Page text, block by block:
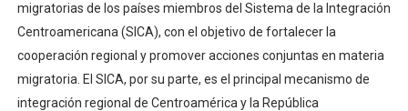
migratorias de los países miembros del Sistema de la Integración
Centroamericana (SICA), con el objetivo de fortalecer la
cooperación regional y promover acciones conjuntas en materia
migratoria. El SICA, por su parte, es el principal mecanismo de
integración regional de Centroamérica y la República